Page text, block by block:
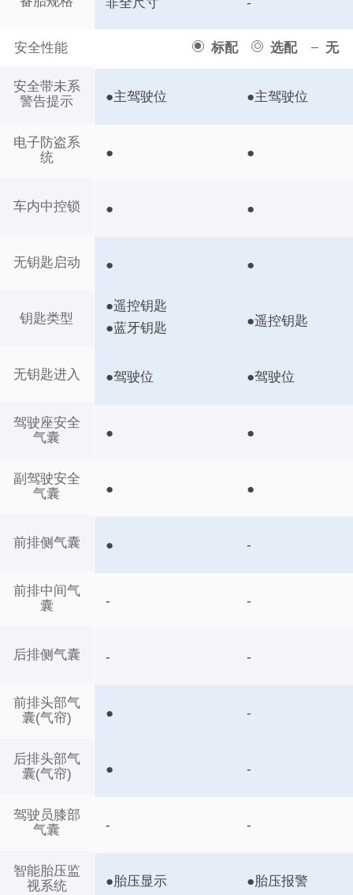
安全性能 标配 选配 无
安全带未系
警告提示
电子防盗系
统
车内中控锁
无钥匙启动
钥匙类型
无钥匙进入
驾驶座安全
气囊
副驾驶安全
气囊
前排侧气囊
前排中间气
囊
后排侧气囊
前排头部气
囊(气帘)
后排头部气
囊(气帘)
驾驶员膝部
气囊
智能胎压监
视系统
●主驾驶位 ●主驾驶位
● ●
● ●
● ●
●遥控钥匙
●蓝牙钥匙
●遥控钥匙
●驾驶位 ●驾驶位
● ●
● ●
● -
- -
- -
● -
● -
- -
●胎压显示 ●胎压报警